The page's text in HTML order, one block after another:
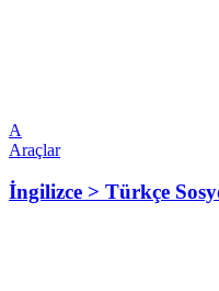
A
Araçlar
İngilizce > Türkçe